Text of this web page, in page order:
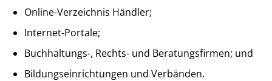
Online-Verzeichnis Händler;
Internet-Portale;
Buchhaltungs-, Rechts- und Beratungsfirmen; und
Bildungseinrichtungen und Verbänden.